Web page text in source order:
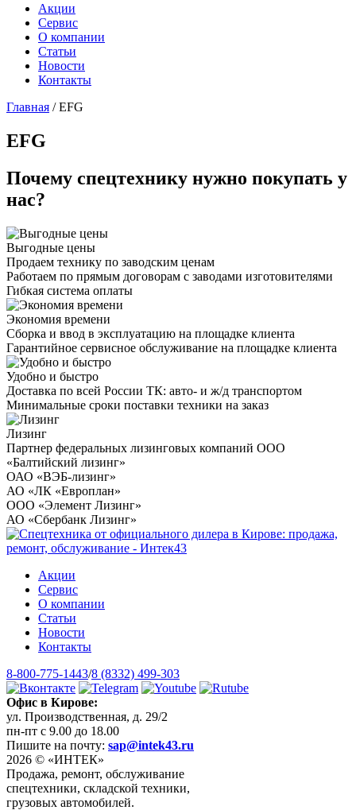
Акции
Сервис
О компании
Статьи
Новости
Контакты
Главная /EFG
EFG
Почему спецтехнику нужно покупать у
нас?
Выгодные цены
Продаем технику по заводским ценам
Работаем по прямым договорам с заводами изготовителями
Гибкая система оплаты
Экономия времени
Сборка и ввод в эксплуатацию на площадке клиента
Гарантийное сервисное обслуживание на площадке клиента
Удобно и быстро
Доставка по всей России ТК: авто- и ж/д транспортом
Минимальные сроки поставки техники на заказ
Лизинг
Партнер федеральных лизинговых компаний ООО
«Балтийский лизинг»
ОАО «ВЭБ-лизинг»
АО «ЛК «Европлан»
ООО «Элемент Лизинг»
АО «Сбербанк Лизинг»
Акции
Сервис
О компании
Статьи
Новости
Контакты
8-800-775-1443/8 (8332) 499-303
Офис в Кирове:
ул. Производственная, д. 29/2
пн-пт с 9.00 до 18.00
Пишите на почту: sap@intek43.ru
2026 © «ИНТЕК»
Продажа, ремонт, обслуживание
спецтехники, складской техники,
грузовых автомобилей.